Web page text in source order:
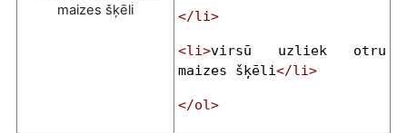
maizes šķēli
</li>
<li>virsū uzliek otru
maizes šķēli</li>
</ol>